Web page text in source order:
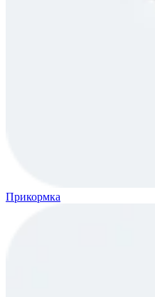
Прикормка